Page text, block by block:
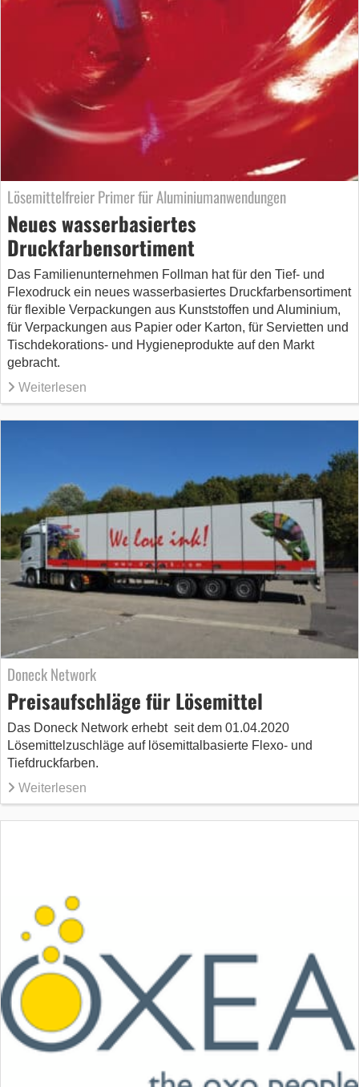
Lösemittelfreier Primer für Aluminiumanwendungen
Neues wasserbasiertes
Druckfarbensortiment
Das Familienunternehmen Follman hat für den Tief- und
Flexodruck ein neues wasserbasiertes Druckfarbensortiment
für flexible Verpackungen aus Kunststoffen und Aluminium,
für Verpackungen aus Papier oder Karton, für Servietten und
Tischdekorations- und Hygieneprodukte auf den Markt
gebracht.
Weiterlesen
Doneck Network
Preisaufschläge für Lösemittel
Das Doneck Network erhebt seit dem 01.04.2020
Lösemittelzuschläge auf lösemittalbasierte Flexo- und
Tiefdruckfarben.
Weiterlesen